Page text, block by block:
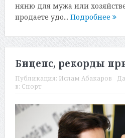
няню для мужа или
продаете удо... Подробнее
Бицепс, рекорды
Публикация: Ислам Абакаров
в: Спорт